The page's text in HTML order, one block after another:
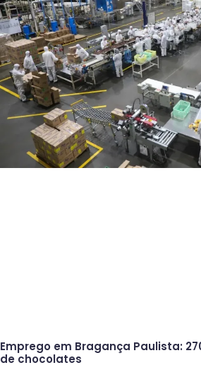
Emprego em Bragança Paulista:
de chocolates